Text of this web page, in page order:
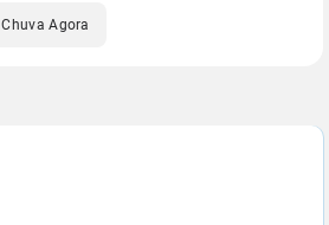
Chuva Agora